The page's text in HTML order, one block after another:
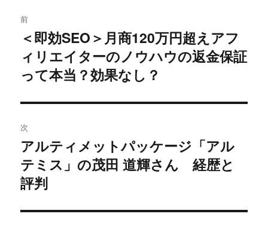
稿
ナ
ビ
ゲ
ー
シ
ョ
ン
前
過
去
の
稿:
＜即効SEO＞月商120万円超えアフ
ィリエイターのノウハウの返金保証
って本当？効果なし？
次
次
の
投
アルティメットパッケージ「アル
テミス」の茂田 道輝さん 経歴と
評判